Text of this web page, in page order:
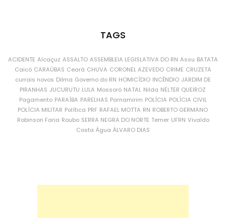
TAGS
ACIDENTE Alcaçuz ASSALTO ASSEMBLEIA LEGISLATIVA DO RN Assu BATATA
Caicó CARAÚBAS Ceará CHUVA CORONEL AZEVEDO CRIME CRUZETA
currais novos Dilma Governo do RN HOMICÍDIO INCÊNDIO JARDIM DE
PIRANHAS JUCURUTU LULA Mossoró NATAL Nilda NÉLTER QUEIROZ
Pagamento PARAÍBA PARELHAS Parnamirim POLÍCIA POLÍCIA CIVIL
POLÍCIA MILITAR Política PRF RAFAEL MOTTA RN ROBERTO GERMANO
Robinson Faria Roubo SERRA NEGRA DO NORTE Temer UFRN Vivaldo
Costa Água ÁLVARO DIAS